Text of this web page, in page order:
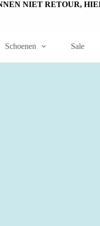
NIET RETOUR,
Schoenen Sale